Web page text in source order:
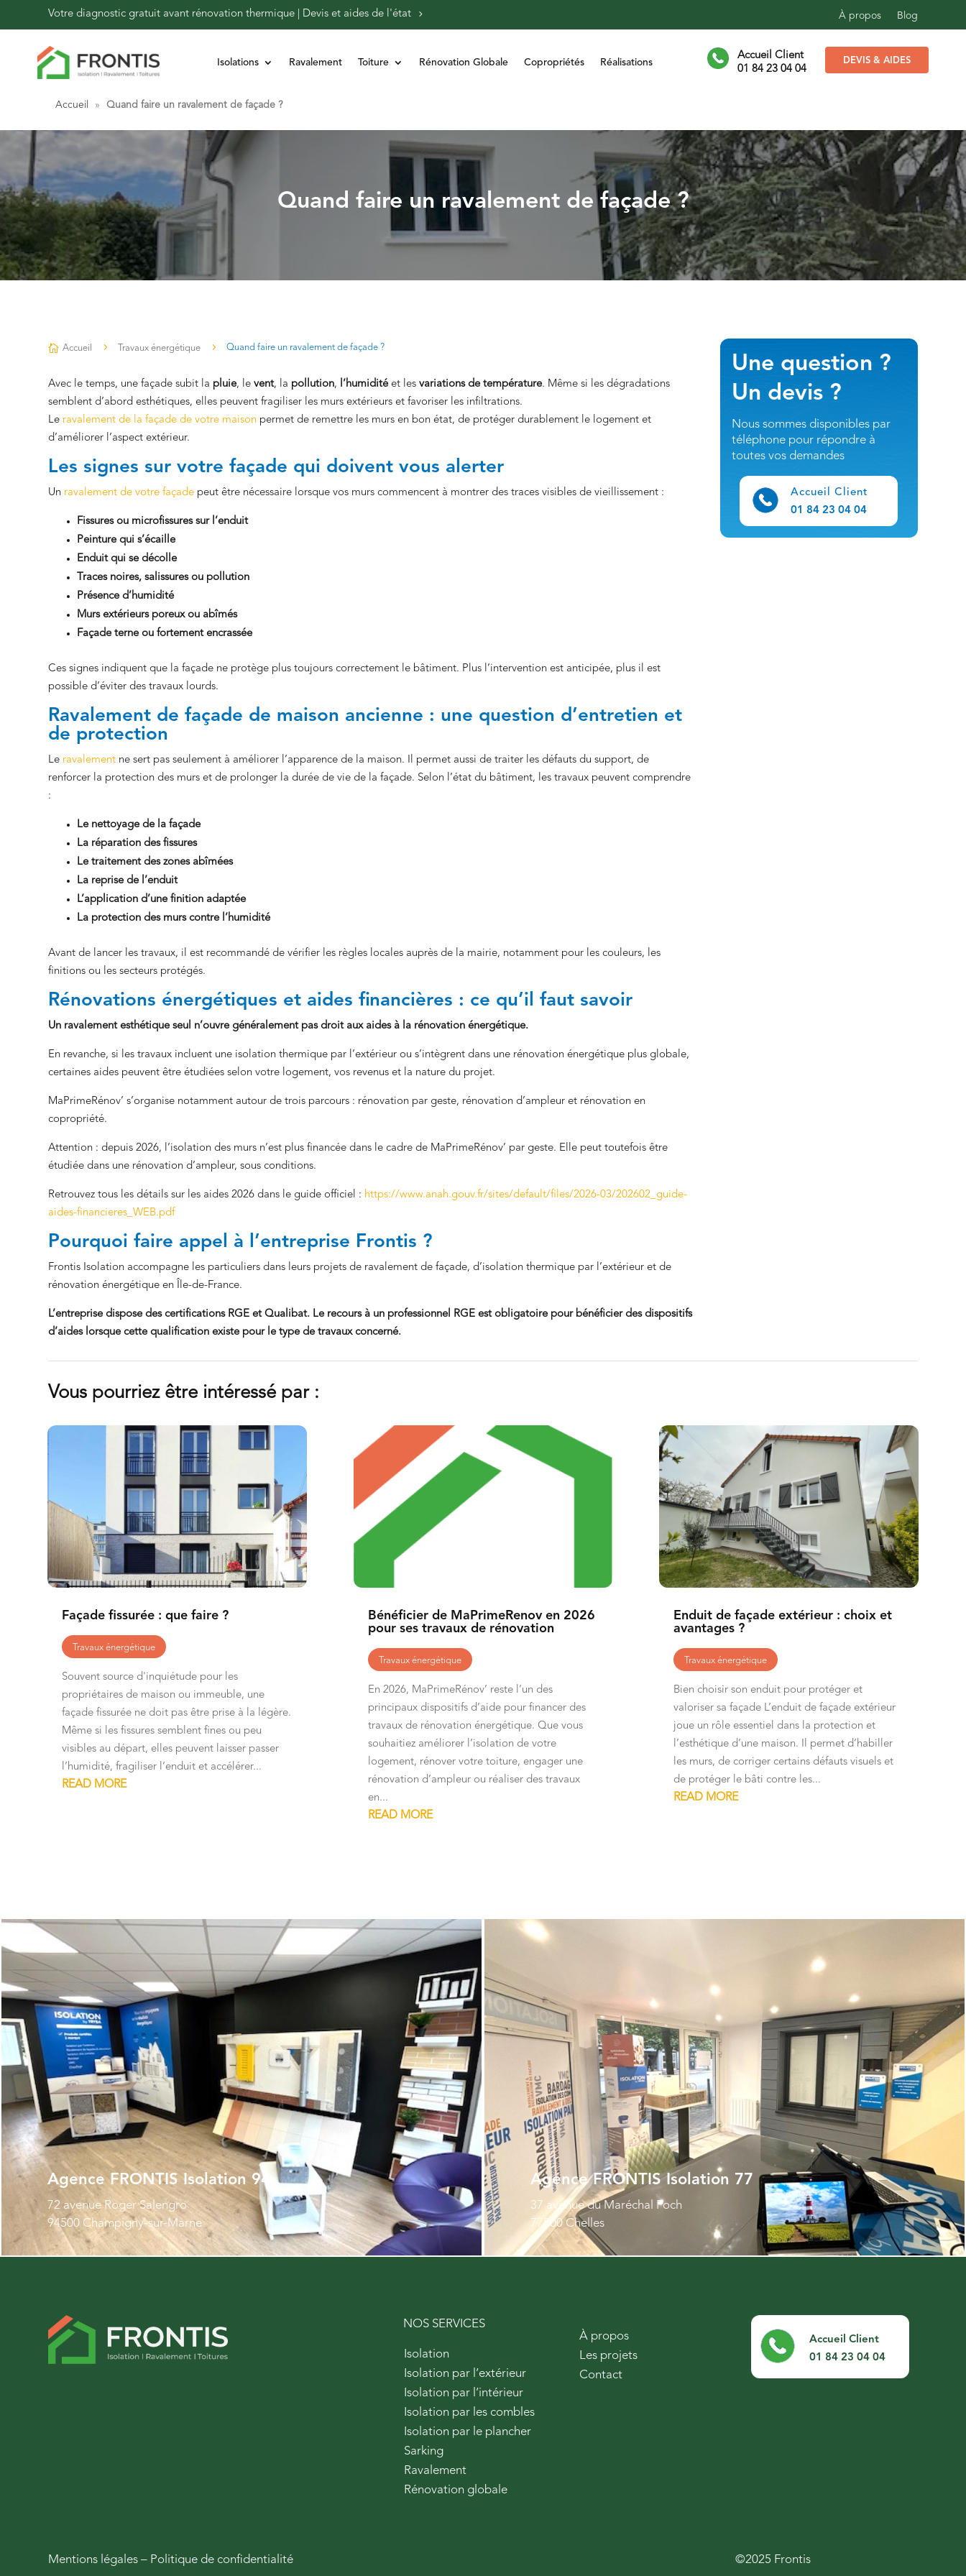
Votre diagnostic gratuit avant rénovation thermique | Devis et aides de l'état À propos Blog
Isolations Ravalement Toiture Rénovation Globale Copropriétés Réalisations
Accueil Client
01 84 23 04 04
DEVIS & AIDES
Accueil » Quand faire un ravalement de façade ?
Quand faire un ravalement de façade ?
 Accueil 5 Travaux énergétique 5 Quand faire un ravalement de façade ?
Avec le temps, une façade subit la pluie, levent, la pollution, l’humiditéet lesvariations de température. Même si les dégradations
semblent d’abord esthétiques, elles peuvent fragiliser les murs extérieurs et favoriser les infiltrations.
Le ravalement de la façade de votre maison permet de remettre les murs en bon état, de protéger durablement le logement et
d’améliorer l’aspect extérieur.
Les signes sur votre façade qui doivent vous alerter
Un ravalement de votre façade peut être nécessaire lorsque vos murs commencent à montrer des traces visibles de vieillissement :
Fissures ou microfissures sur l’enduit
Peinture qui s’écaille
Enduit qui se décolle
Traces noires, salissures ou pollution
Présence d’humidité
Murs extérieurs poreux ou abîmés
Façade terne ou fortement encrassée
Ces signes indiquent que la façade ne protège plus toujours correctement le bâtiment. Plus l’intervention est anticipée, plus il est
possible d’éviter des travaux lourds.
Ravalement de façade de maison ancienne : une question d’entretien et
de protection
Le ravalement ne sert pas seulement à améliorer l’apparence de la maison. Il permet aussi de traiter les défauts du support, de
renforcer la protection des murs et de prolonger la durée de vie de la façade. Selon l’état du bâtiment, les travaux peuvent comprendre
:
Le nettoyage de la façade
La réparation des fissures
Le traitement des zones abîmées
La reprise de l’enduit
L’application d’une finition adaptée
La protection des murs contre l’humidité
Avant de lancer les travaux, il est recommandé de vérifier les règles locales auprès de la mairie, notamment pour les couleurs, les
finitions ou les secteurs protégés.
Rénovations énergétiques et aides financières : ce qu’il faut savoir
Un ravalement esthétique seul n’ouvre généralement pas droit aux aides à la rénovation énergétique.
En revanche, si les travaux incluent une isolation thermique par l’extérieur ou s’intègrent dans une rénovation énergétique plus globale,
certaines aides peuvent être étudiées selon votre logement, vos revenus et la nature du projet.
MaPrimeRénov’ s’organise notamment autour de trois parcours : rénovation par geste, rénovation d’ampleur et rénovation en
copropriété.
Attention : depuis 2026, l’isolation des murs n’est plus financée dans le cadre de MaPrimeRénov’ par geste. Elle peut toutefois être
étudiée dans une rénovation d’ampleur, sous conditions.
Retrouvez tous les détails sur les aides 2026 dans le guide officiel : https://www.anah.gouv.fr/sites/default/files/2026-03/202602_guide-
aides-financieres_WEB.pdf
Pourquoi faire appel à l’entreprise Frontis ?
Frontis Isolation accompagne les particuliers dans leurs projets de ravalement de façade, d’isolation thermique par l’extérieur et de
rénovation énergétique en Île-de-France.
L’entreprise dispose des certifications RGE et Qualibat. Le recours à un professionnel RGE est obligatoire pour bénéficier des dispositifs
d’aides lorsque cette qualification existe pour le type de travaux concerné.
Une question ?
Un devis ?
Nous sommes disponibles par
téléphone pour répondre à
toutes vos demandes
Accueil Client
01 84 23 04 04
Vous pourriez être intéressé par :
Façade fissurée : que faire ?
Travaux énergétique
Souvent source d'inquiétude pour les
propriétaires de maison ou immeuble, une
façade fissurée ne doit pas être prise à la légère.
Même si les fissures semblent fines ou peu
visibles au départ, elles peuvent laisser passer
l’humidité, fragiliser l’enduit et accélérer...
READ MORE
Bénéficier de MaPrimeRenov en 2026
pour ses travaux de rénovation
Travaux énergétique
En 2026, MaPrimeRénov’ reste l’un des
principaux dispositifs d’aide pour financer des
travaux de rénovation énergétique. Que vous
souhaitiez améliorer l’isolation de votre
logement, rénover votre toiture, engager une
rénovation d’ampleur ou réaliser des travaux
en...
READ MORE
Enduit de façade extérieur : choix et
avantages ?
Travaux énergétique
Bien choisir son enduit pour protéger et
valoriser sa façade L’enduit de façade extérieur
joue un rôle essentiel dans la protection et
l’esthétique d’une maison. Il permet d’habiller
les murs, de corriger certains défauts visuels et
de protéger le bâti contre les...
READ MORE
Agence FRONTIS Isolation 94
72 avenue Roger Salengro
94500 Champigny-sur-Marne
Agence FRONTIS Isolation 77
37 avenue du Maréchal Foch
77500 Chelles
NOS SERVICES
Isolation
Isolation par l’extérieur
Isolation par l’intérieur
Isolation par les combles
Isolation par le plancher
Sarking
Ravalement
Rénovation globale
À propos
Les projets
Contact
Accueil Client
01 84 23 04 04
Mentions légales – Politique de confidentialité ©2025 Frontis